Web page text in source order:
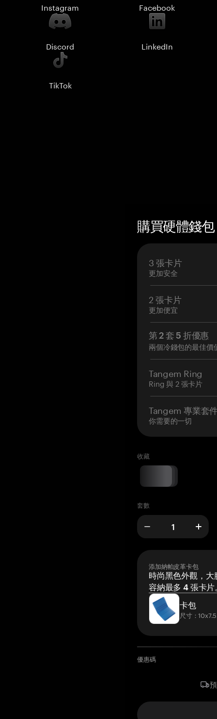
Instagram Facebook
Discord LinkedIn
TikTok
購買硬體錢
3 張卡片
更加安全
2 張卡片
更加便宜
第 2 套 5 折優惠
兩個冷錢包的最佳價
Tangem Ring
Ring 與 2 張卡片
Tangem 專業套
你需要的一切
收藏
套數
添加納帕皮革卡包
時尚黑色外觀，大
容納最多 4 張卡片
卡包
尺寸：
優惠碼